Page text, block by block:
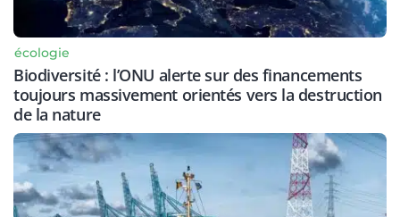
écologie
Biodiversité : l’ONU alerte sur des financements
toujours massivement orientés vers la destruction
de la nature